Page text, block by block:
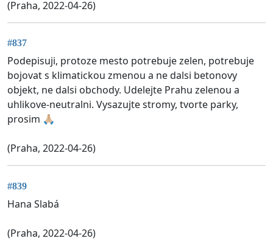
(Praha, 2022-04-26)
#837
Podepisuji, protoze mesto potrebuje zelen, potrebuje
bojovat s klimatickou zmenou a ne dalsi betonovy
objekt, ne dalsi obchody. Udelejte Prahu zelenou a
uhlikove-neutralni. Vysazujte stromy, tvorte parky,
prosim 🙏🏼
(Praha, 2022-04-26)
#839
Hana Slabá
(Praha, 2022-04-26)